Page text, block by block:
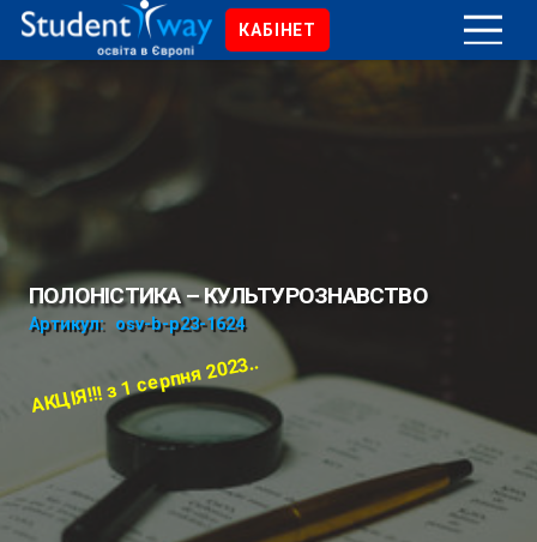
КАБІНЕТ
ПОЛОНІСТИКА – КУЛЬТУРОЗНАВСТВО
Артикул: osv-b-p23-1624
АКЦІЯ!!! з 1 серпня 2023..